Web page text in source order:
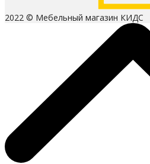
2022 © Мебельный магазин КИДС